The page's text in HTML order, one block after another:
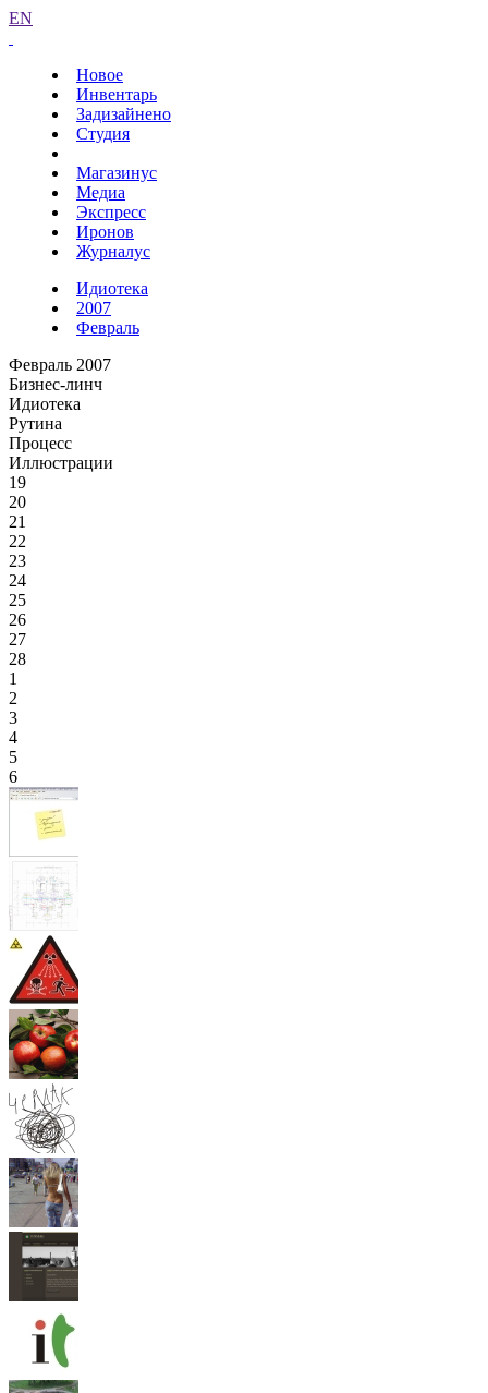
EN
Новое
Инвентарь
Задизайнено
Студия
Магазинус
Медиа
Экспресс
Иронов
Журналус
Идиотека
2007
Февраль
Февраль 2007
Бизнес-линч
Идиотека
Рутина
Процесс
Иллюстрации
19
20
21
22
23
24
25
26
27
28
1
2
3
4
5
6